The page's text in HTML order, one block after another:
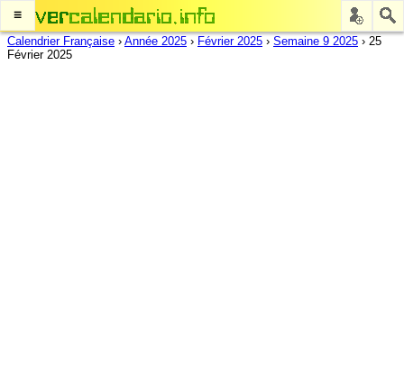
≡
Calendrier Française › Année 2025 › Février 2025 › Semaine 9 2025 › 25
Février 2025